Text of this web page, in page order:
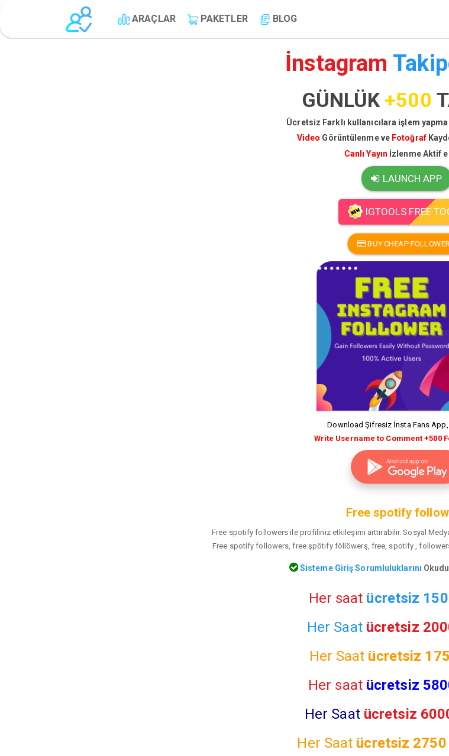
ARAÇLAR PAKETLER BLOG
İnstagram
GÜNLÜK +500
Ücretsiz Farklı kullanıcılara işlem
Video Görüntülenme ve Fotoğraf
Canlı Yayın İzlenme Aktif
LAUNCH APP
IGTOOLS FREE
BUY CHEAP
Download Şifresiz İnsta Fans App,
Write Username to Comment +500
Free spotify
Free spotify followers ile profiliniz etkileşimi arttırabilir. Sosyal
Free spotify followers, free şpötıfy föllöwerş, free, spotify ,
Sisteme Giriş Sorumluluklarını
Her saat ücretsiz
Her Saat ücretsiz
Her Saat ücretsiz
Her saat ücretsiz
Her Saat ücretsiz
Her Saat ücretsiz